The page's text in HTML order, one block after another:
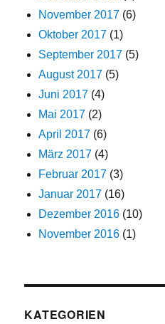
November 2017 (6)
Oktober 2017 (1)
September 2017 (5)
August 2017 (5)
Juni 2017 (4)
Mai 2017 (2)
April 2017 (6)
März 2017 (4)
Februar 2017 (3)
Januar 2017 (16)
Dezember 2016 (10)
November 2016 (1)
KATEGORIEN